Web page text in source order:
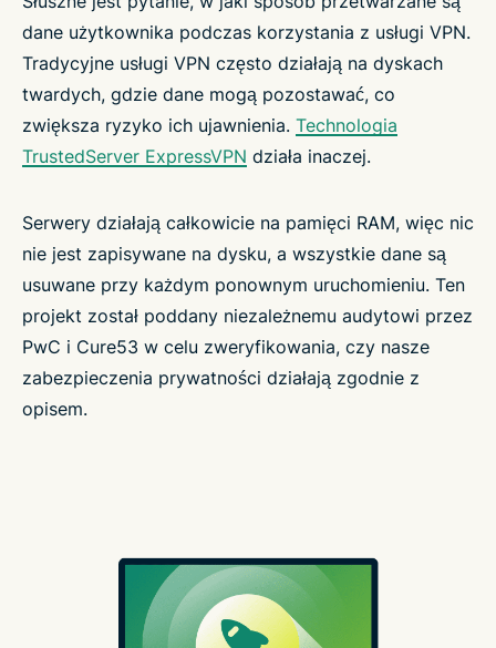
dane użytkownika podczas korzystania z usługi VPN.
Tradycyjne usługi VPN często działają na dyskach
twardych, gdzie dane mogą pozostawać, co
zwiększa ryzyko ich ujawnienia. Technologia
TrustedServer ExpressVPN działa inaczej.
Serwery działają całkowicie na pamięci RAM, więc nic
nie jest zapisywane na dysku, a wszystkie dane są
usuwane przy każdym ponownym uruchomieniu. Ten
projekt został poddany niezależnemu audytowi przez
PwC i Cure53 w celu zweryfikowania, czy nasze
zabezpieczenia prywatności działają zgodnie z
opisem.